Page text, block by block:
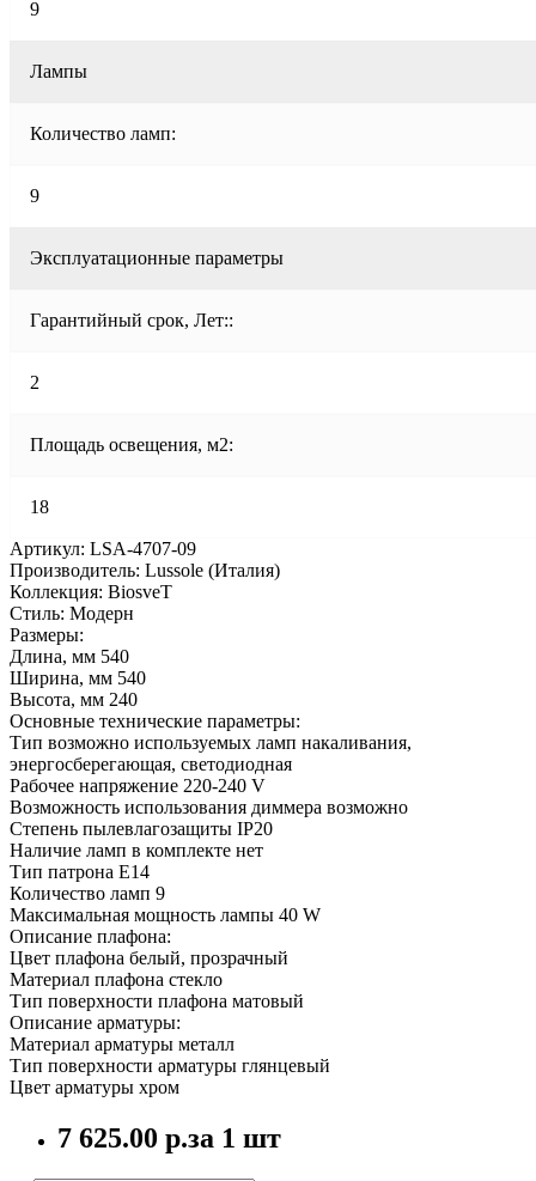
9
Лампы
Количество ламп:
9
Эксплуатационные параметры
Гарантийный срок, Лет::
2
Площадь освещения, м2:
18
Артикул: LSA-4707-09
Производитель: Lussole (Италия)
Коллекция: BiosveT
Стиль: Модерн
Размеры:
Длина, мм 540
Ширина, мм 540
Высота, мм 240
Основные технические параметры:
Тип возможно используемых ламп накаливания,
энергосберегающая, светодиодная
Рабочее напряжение 220-240 V
Возможность использования диммера возможно
Степень пылевлагозащиты IP20
Наличие ламп в комплекте нет
Тип патрона E14
Количество ламп 9
Максимальная мощность лампы 40 W
Описание плафона:
Цвет плафона белый, прозрачный
Материал плафона стекло
Тип поверхности плафона матовый
Описание арматуры:
Материал арматуры металл
Тип поверхности арматуры глянцевый
Цвет арматуры хром
7 625.00 р.за 1 шт